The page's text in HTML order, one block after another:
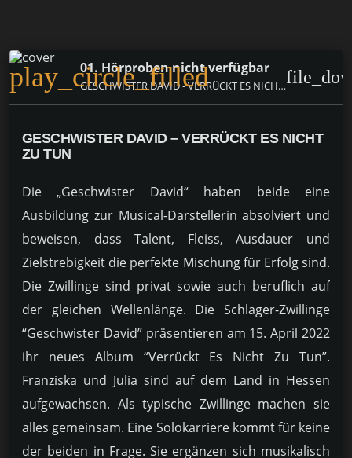
play_circle_filled
01. Hörproben nicht verfügbar
GESCHWISTER DAVID - VERRÜCKT ES NICHT ZU TUN
GESCHWISTER DAVID – VERRÜCKT ES NICHT
ZU TUN
Die „Geschwister David“ haben beide eine
Ausbildung zur Musical-Darstellerin absolviert und
beweisen, dass Talent, Fleiss, Ausdauer und
Zielstrebigkeit die perfekte Mischung für Erfolg sind.
Die Zwillinge sind privat sowie auch beruflich auf
der gleichen Wellenlänge. Die Schlager-Zwillinge
“Geschwister David” präsentieren am 15. April 2022
ihr neues Album “Verrückt Es Nicht Zu Tun”.
Franziska und Julia sind auf dem Land in Hessen
aufgewachsen. Als typische Zwillinge machen sie
alles gemeinsam. Eine Solokarriere kommt für keine
der beiden in Frage. Sie ergänzen sich musikalisch